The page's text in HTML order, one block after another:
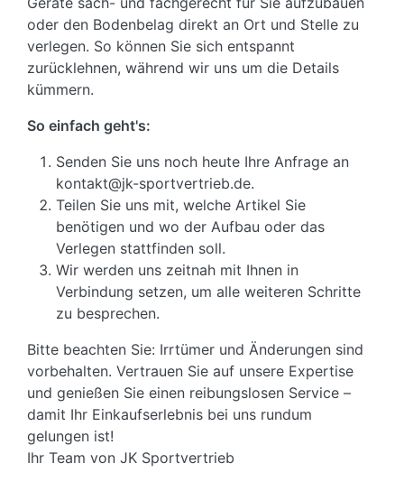
oder den Bodenbelag direkt an Ort und Stelle zu
verlegen. So können Sie sich entspannt
zurücklehnen, während wir uns um die Details
kümmern.
So einfach geht's:
Senden Sie uns noch heute Ihre Anfrage an
kontakt@jk-sportvertrieb.de.
Teilen Sie uns mit, welche Artikel Sie
benötigen und wo der Aufbau oder das
Verlegen stattfinden soll.
Wir werden uns zeitnah mit Ihnen in
Verbindung setzen, um alle weiteren Schritte
zu besprechen.
Bitte beachten Sie: Irrtümer und Änderungen sind
vorbehalten. Vertrauen Sie auf unsere Expertise
und genießen Sie einen reibungslosen Service –
damit Ihr Einkaufserlebnis bei uns rundum
gelungen ist!
Ihr Team von JK Sportvertrieb